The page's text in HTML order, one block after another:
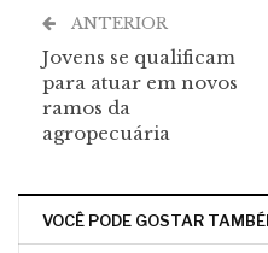
ANTERIOR
Jovens se qualificam
para atuar em novos
ramos da
agropecuária
VOCÊ PODE GOSTAR